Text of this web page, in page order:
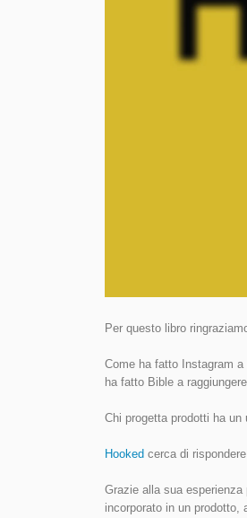
Per questo libro
Come ha fatto Instagram
ha fatto Bible a
Chi progetta prodotti ha
Hooked cerca di
Grazie alla sua
incorporato in un prodotto,